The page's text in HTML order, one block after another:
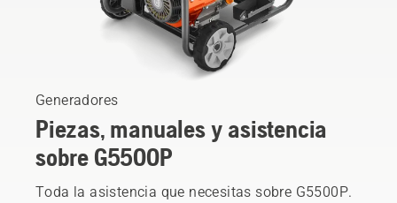
Generadores
Piezas, manuales y asistencia
sobre G5500P
Toda la asistencia que necesitas sobre G5500P.